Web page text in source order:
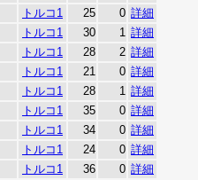
トルコ1 25 0 詳細
トルコ1 30 1 詳細
トルコ1 28 2 詳細
トルコ1 21 0 詳細
トルコ1 28 1 詳細
トルコ1 35 0 詳細
トルコ1 34 0 詳細
トルコ1 24 0 詳細
トルコ1 36 0 詳細